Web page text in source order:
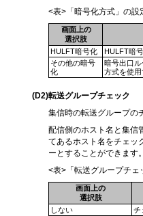
<表>「暗号化方式」の設
画面上の
選択肢
HULFT暗号化
HULFT暗
その他の暗号
化
暗号出口
方式を使用
(D2)転送グループチェック
集信時の転送グループの
配信側のホスト名と集信
てあるホスト名をチェッ
ーとすることができます。
<表>「転送グループチェ
画面上の
選択肢
しない
チ